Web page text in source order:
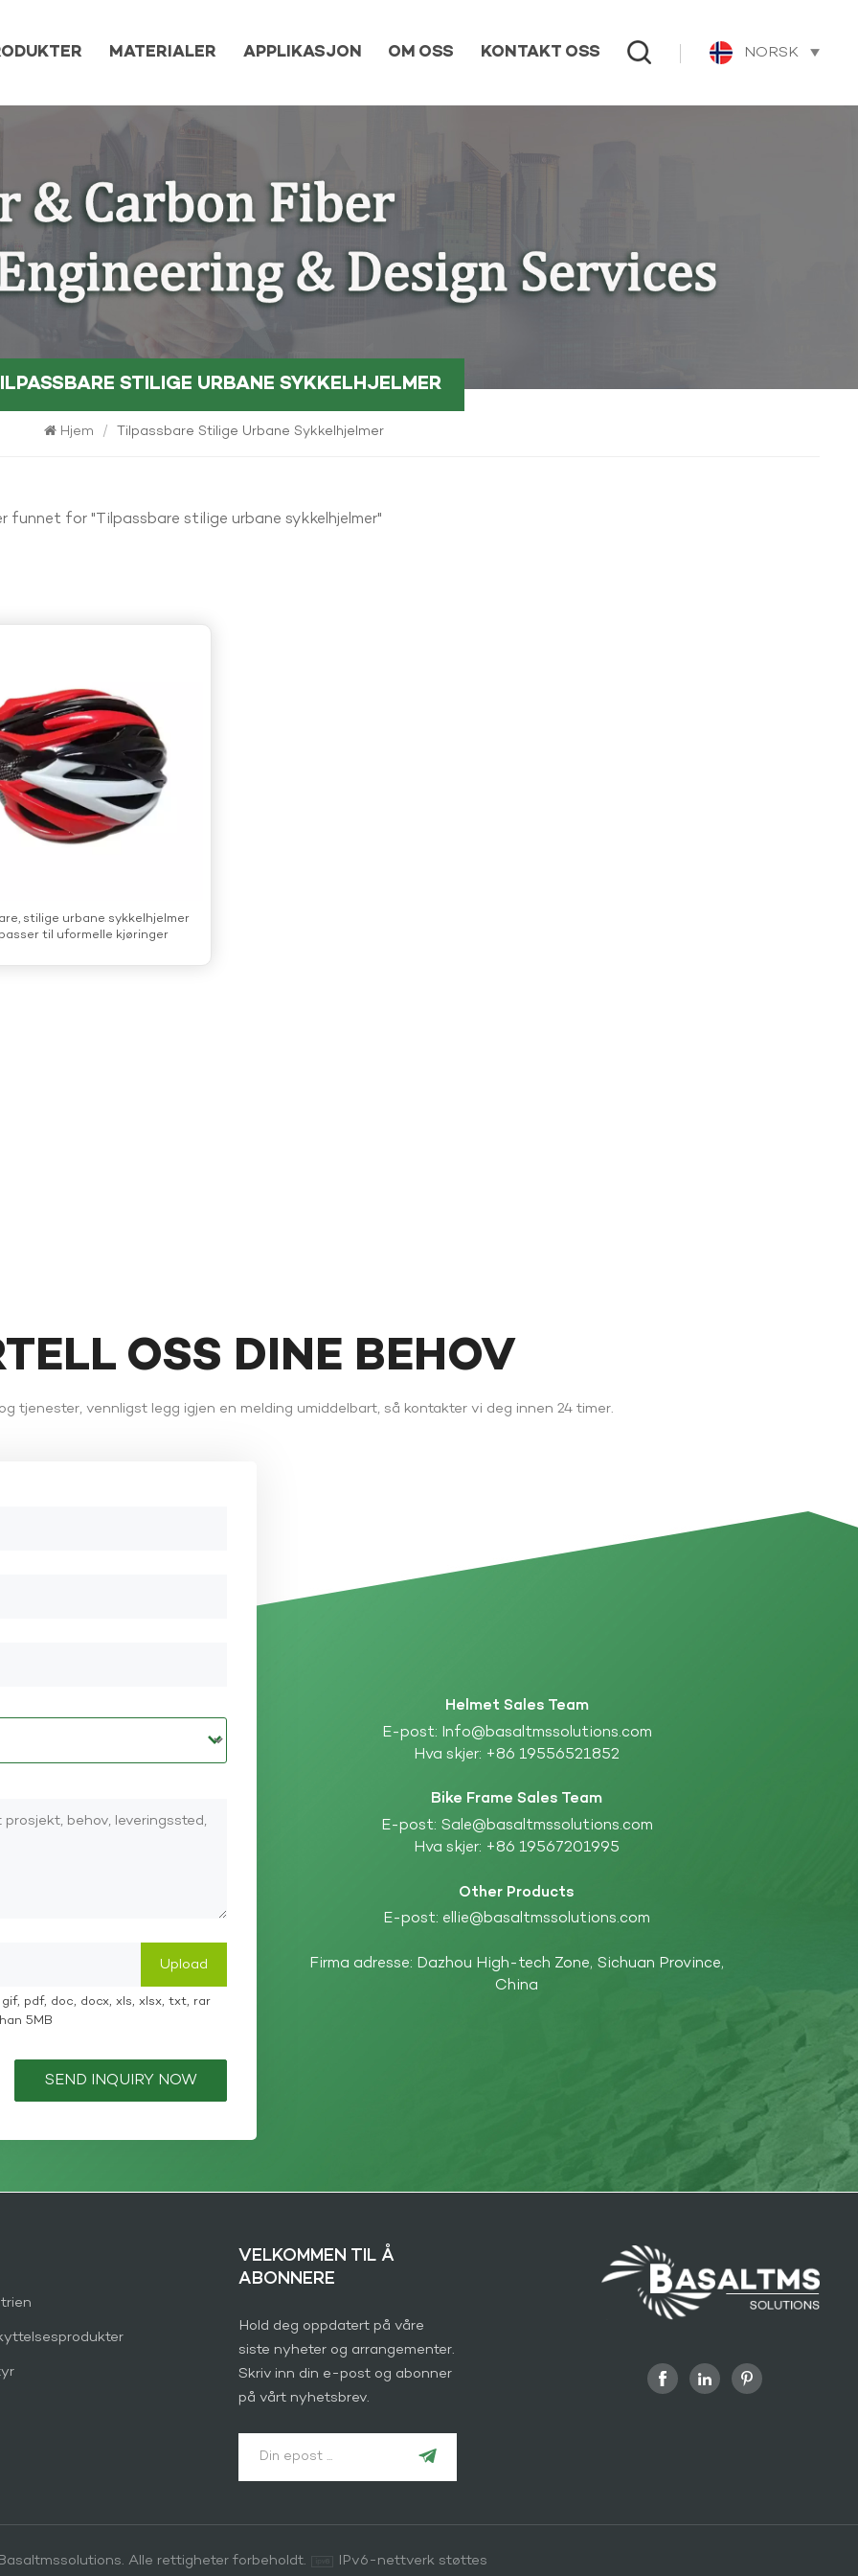
MATERIALER APPLIKASJON OM OSS KONTAKT OSS NORSK
STILIGE URBANE SYKKELHJELMER
Hjem / Tilpassbare Stilige Urbane Sykkelhjelmer
funnet for "Tilpassbare stilige urbane sykkelhjelmer"
stilige urbane sykkelhjelmer
til uformelle kjøringer
OSS DINE BEHOV
tjenester, vennligst legg igjen en melding umiddelbart, så kontakter vi deg innen 24 timer.
pdf, doc, docx, xls, xlsx, txt, rar
5MB
SEND INQUIRY NOW
Helmet Sales Team
E-post: Info@basaltmssolutions.com
Hva skjer: +86 19556521852
Bike Frame Sales Team
E-post: Sale@basaltmssolutions.com
Hva skjer: +86 19567201995
Other Products
E-post: ellie@basaltmssolutions.com
Firma adresse: Dazhou High-tech Zone, Sichuan Province,
China
VELKOMMEN TIL Å
ABONNERE
Hold deg oppdatert på våre
siste nyheter og arrangementer.
Skriv inn din e-post og abonner
på vårt nyhetsbrev.
Alle rettigheter forbeholdt.
IPv6-nettverk støttes